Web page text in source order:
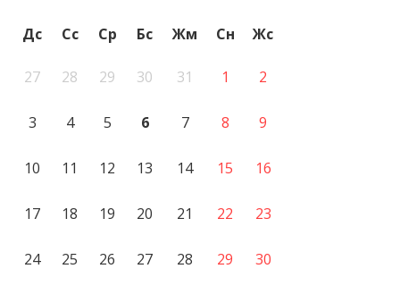
Дс Сс Ср Бс Жм Сн Жс
27 28 29 30 31 1 2
3 4 5 6 7 8 9
10 11 12 13 14 15 16
17 18 19 20 21 22 23
24 25 26 27 28 29 30